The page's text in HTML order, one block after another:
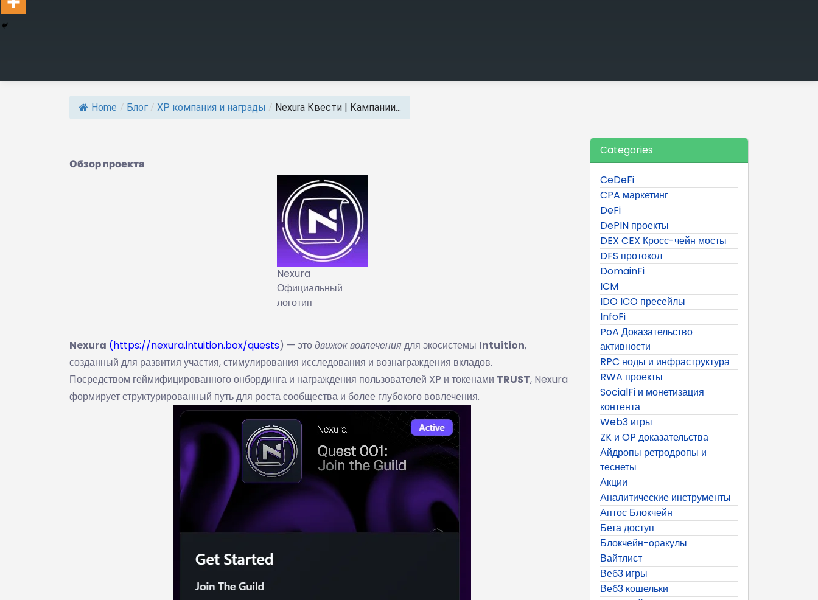
Home / Блог / ХР компания и награды / Nexura Квести | Кампании...
Обзор проекта
Nexura
Официальный
логотип
Nexura (https://nexura.intuition.box/quests) — этодвижок вовлечения для экосистемы Intuition,
созданный для развития участия, стимулирования исследования и вознаграждения вкладов.
Посредством геймифицированного онбординга и награждения пользователей XP и токенами TRUST, Nexura
формирует структурированный путь для роста сообщества и более глубокого вовлечения.
Categories
CeDeFi
CPA маркетинг
DeFi
DePIN проекты
DEX CEX Кросс-чейн мосты
DFS протокол
DomainFi
ICM
IDO ICO пресейлы
InfoFi
PoA Доказательство
активности
RPC ноды и инфраструктура
RWA проекты
SocialFi и монетизация
контента
Web3 игры
ZK и OP доказательства
Айдропы ретродропы и
теснеты
Акции
Аналитические инструменты
Аптос Блокчейн
Бета доступ
Блокчейн-оракулы
Вайтлист
Веб3 игры
Веб3 кошельки